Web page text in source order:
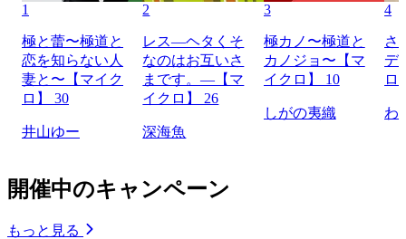
1
極と蕾〜極道と
恋を知らない人
妻と〜【マイク
ロ】 30
井山ゆー
2
レス―ヘタくそ
なのはお互いさ
まです。―【マ
イクロ】 26
深海魚
3
極カノ〜極道と
カノジョ〜【マ
イクロ】 10
しがの夷織
4
さ
デ
ロ
わ
開催中のキャンペーン
もっと見る